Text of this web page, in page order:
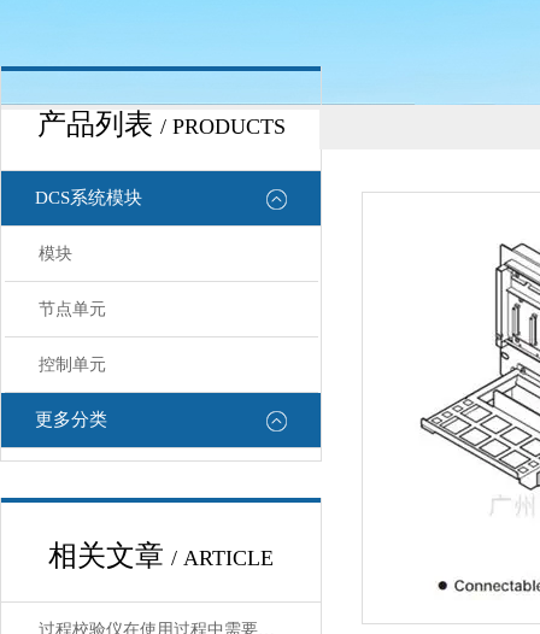
产品列表 / PRODUCTS
DCS系统模块
模块
节点单元
控制单元
更多分类
相关文章 / ARTICLE
过程校验仪在使用过程中需要注意哪些安全问题